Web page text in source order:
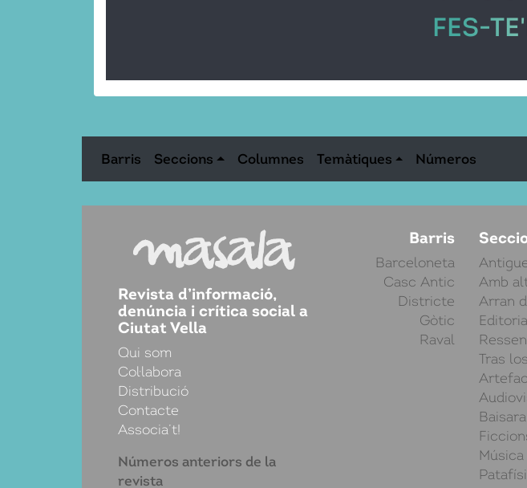
FES-
Barris Seccions Columnes Temàtiques Números
Revista d’informació,
denúncia i crítica social a
Ciutat Vella
Qui som
Col·labora
Distribució
Contacte
Associa’t!
Números anteriors de la
revista
Barris
Barceloneta
Casc Antic
Districte
Gòtic
Raval
Amb
Arran
Tras
Baisara
Música